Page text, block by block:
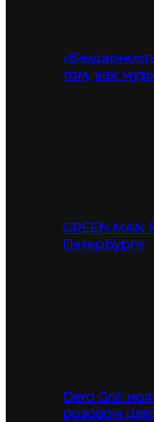
том, как
GREEN MAN
Петербурге
Dero Goi:
розовом